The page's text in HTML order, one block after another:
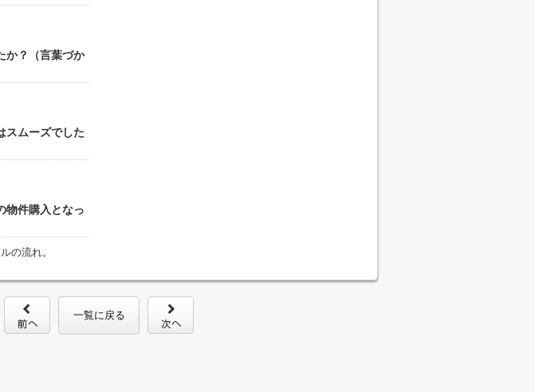
か？（言葉づか
スムーズでした
物件購入となっ
の流れ。
一覧に戻る